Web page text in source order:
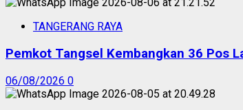
TANGERANG RAYA
Pemkot Tangsel Kembangkan 36 Pos
06/08/2026 0